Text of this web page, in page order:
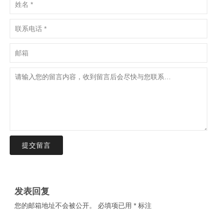
提交留言
发表回复
您的邮箱地址不会被公开。 必填项已用 * 标注